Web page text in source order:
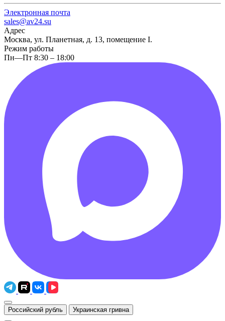
Электронная почта
sales@av24.su
Адрес
Москва, ул. Планетная, д. 13, помещение I.
Режим работы
Пн—Пт 8:30 – 18:00
Российский рубль Украинская гривна